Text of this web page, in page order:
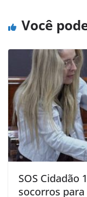
Você
SOS Cidadão
socorros